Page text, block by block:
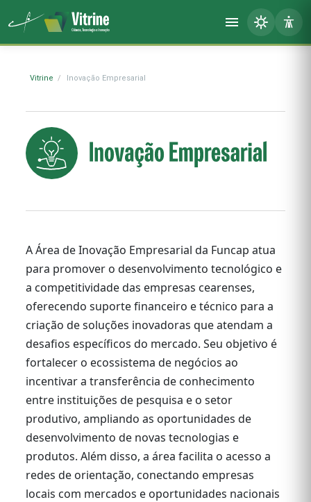
Vitrine Inovação Empresarial
A Área de Inovação Empresarial da Funcap atua
para promover o desenvolvimento tecnológico e
a competitividade das empresas cearenses,
oferecendo suporte financeiro e técnico para a
criação de soluções inovadoras que atendam a
desafios específicos do mercado. Seu objetivo é
fortalecer o ecossistema de negócios ao
incentivar a transferência de conhecimento
entre instituições de pesquisa e o setor
produtivo, ampliando as oportunidades de
desenvolvimento de novas tecnologias e
produtos. Além disso, a área facilita o acesso a
redes de orientação, conectando empresas
locais com mercados e oportunidades nacionais